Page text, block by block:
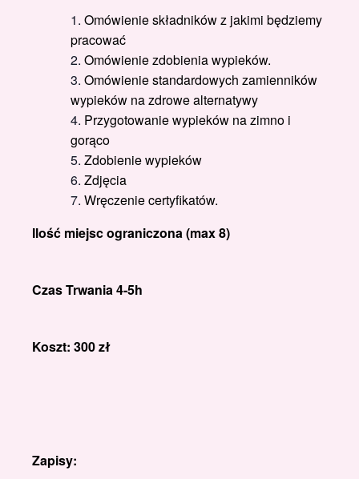
Omówienie składników z jakimi będziemy
pracować
Omówienie zdobienia wypieków.
Omówienie standardowych zamienników
wypieków na zdrowe alternatywy
Przygotowanie wypieków na zimno i
gorąco
Zdobienie wypieków
Zdjęcia
Wręczenie certyfikatów.
Ilość miejsc ograniczona (max 8)
Czas Trwania 4-5h
Koszt: 300 zł
Zapisy: